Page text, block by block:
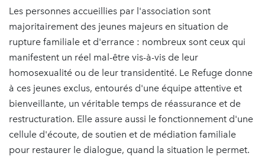
Les personnes accueillies par l'association sont
majoritairement des jeunes majeurs en situation de
rupture familiale et d'errance : nombreux sont ceux qui
manifestent un réel mal-être vis-à-vis de leur
homosexualité ou de leur transidentité. Le Refuge donne
à ces jeunes exclus, entourés d'une équipe attentive et
bienveillante, un véritable temps de réassurance et de
restructuration. Elle assure aussi le fonctionnement d'une
cellule d'écoute, de soutien et de médiation familiale
pour restaurer le dialogue, quand la situation le permet.